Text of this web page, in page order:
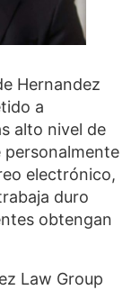
Hernandez
a
alto nivel de
personalmente
electrónico,
duro
obtengan
Law Group